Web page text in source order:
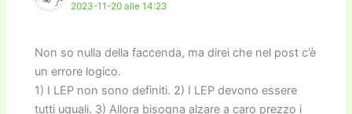
2023-11-20 alle 14:23
Non so nulla della faccenda, ma direi che nel post c’è
un errore logico.
1) I LEP non sono definiti. 2) I LEP devono essere
tutti uguali. 3) Allora bisogna alzare a caro prezzo i